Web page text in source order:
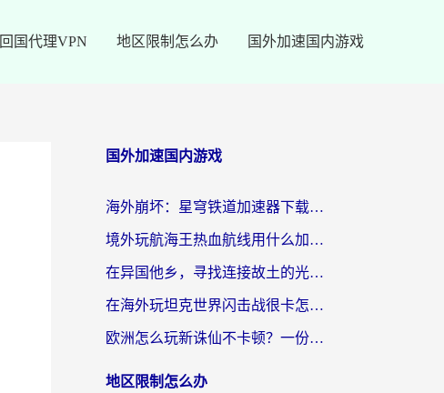
回国代理VPN 地区限制怎么办 国外加速国内游戏
国外加速国内游戏
海外崩坏：星穹铁道加速器下载安装：一份给游子的终极网络指南
境外玩航海王热血航线用什么加速器？2026海外玩家实测最优方案（附欧洲问道堡垒前线加速技巧）
在异国他乡，寻找连接故土的光明大陆免费加速器
在海外玩坦克世界闪击战很卡怎么办？老玩家亲测有效的加速器选择指南
欧洲怎么玩新诛仙不卡顿？一份给海外游子的国服游戏畅玩指南
地区限制怎么办